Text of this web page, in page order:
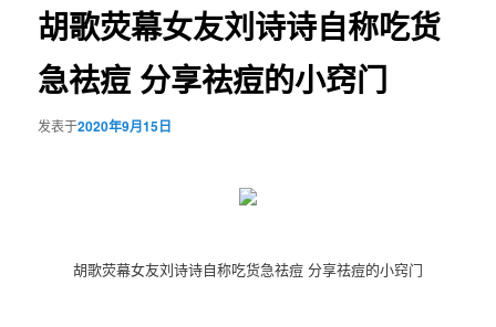
航
胡歌荧幕女友刘诗诗自称吃货
急祛痘 分享祛痘的小窍门
发表于2020年9月15日
胡歌荧幕女友刘诗诗自称吃货急祛痘 分享祛痘的小窍门